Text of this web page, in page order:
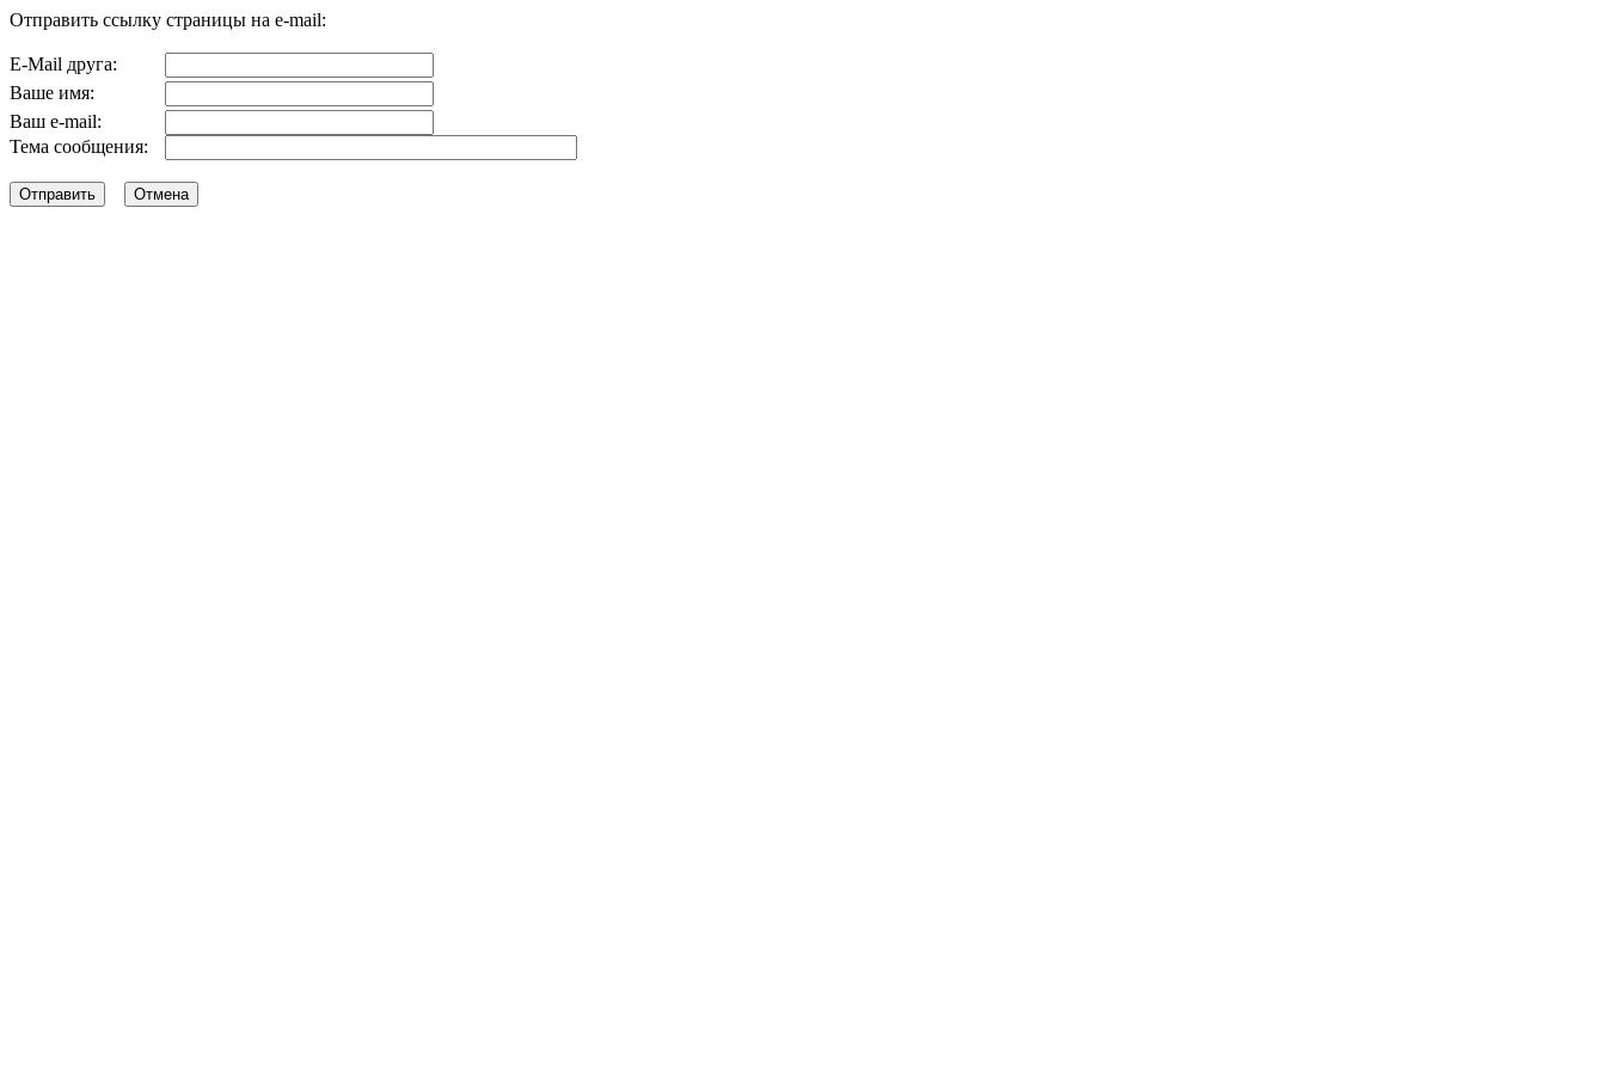
Отправить ссылку страницы на e-mail:
E-Mail друга:
Ваше имя:
Ваш e-mail:
Тема сообщения: